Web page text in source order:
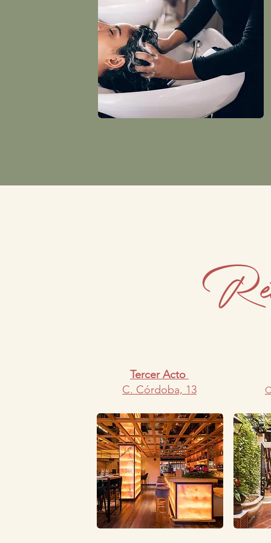
Tercer Acto
C. Córdoba, 13